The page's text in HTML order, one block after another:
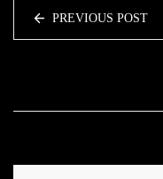
PREVIOUS POST